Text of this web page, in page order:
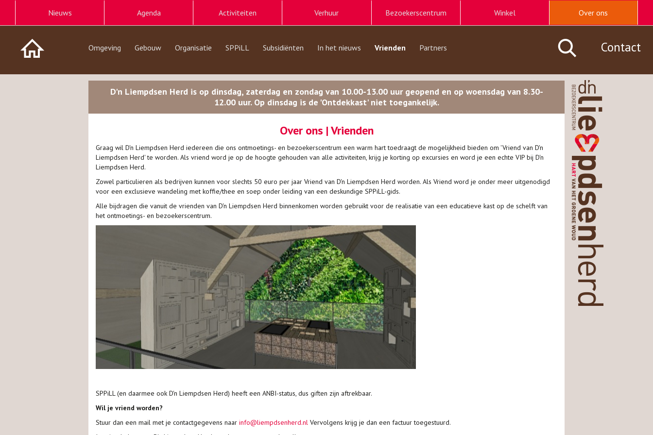
Nieuws Agenda Activiteiten Verhuur Bezoekerscentrum Winkel Over ons
Omgeving Gebouw Organisatie SPPiLL Subsidiënten In het nieuws Vrienden Partners Contact
D'n Liempdsen Herd is op dinsdag, zaterdag en zondag van 10.00-13.00 uur geopend en op woensdag van 8.30-
12.00 uur. Op dinsdag is de 'Ontdekkast' niet toegankelijk.
Over ons | Vrienden
Graag wil D'n Liempdsen Herd iedereen die ons ontmoetings- en bezoekerscentrum een warm hart toedraagt de mogelijkheid bieden om 'Vriend van D'n
Liempdsen Herd' te worden. Als vriend word je op de hoogte gehouden van alle activiteiten, krijg je korting op excursies en word je een echte VIP bij D'n
Liempdsen Herd.
Zowel particulieren als bedrijven kunnen voor slechts 50 euro per jaar Vriend van D'n Liempdsen Herd worden. Als Vriend word je onder meer uitgenodigd
voor een exclusieve wandeling met koffie/thee en soep onder leiding van een deskundige SPPiLL-gids.
Alle bijdragen die vanuit de vrienden van D'n Liempdsen Herd binnenkomen worden gebruikt voor de realisatie van een educatieve kast op de schelft van
het ontmoetings- en bezoekerscentrum.
SPPiLL (en daarmee ook D'n Liempdsen Herd) heeft een ANBI-status, dus giften zijn aftrekbaar.
Wil je vriend worden?
Stuur dan een mail met je contactgegevens naar info@liempdsenherd.nl Vervolgens krijg je dan een factuur toegestuurd.